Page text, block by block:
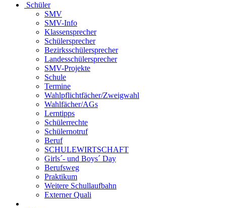
Schüler
SMV
SMV-Info
Klassensprecher
Schülersprecher
Bezirksschülersprecher
Landesschülersprecher
SMV-Projekte
Schule
Termine
Wahlpflichtfächer/Zweigwahl
Wahlfächer/AGs
Lerntipps
Schülerrechte
Schülernotruf
Beruf
SCHULEWIRTSCHAFT
Girls´- und Boys´ Day
Berufsweg
Praktikum
Weitere Schullaufbahn
Externer Quali